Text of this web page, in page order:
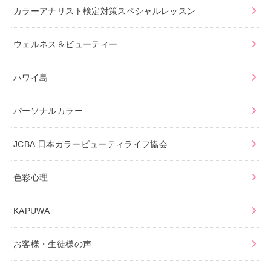
カラーアナリスト検定対策スペシャルレッスン
ウェルネス＆ビューティー
ハワイ島
パーソナルカラー
JCBA 日本カラービューティライフ協会
色彩心理
KAPUWA
お客様・生徒様の声